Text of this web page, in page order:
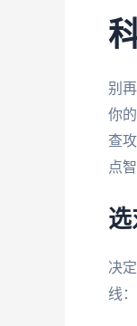
别
你
查
点
选
决
线：